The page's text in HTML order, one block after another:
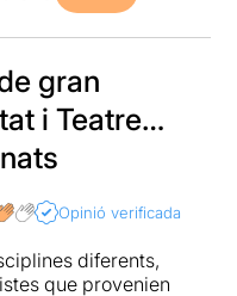
gran
i Teatre…
Opinió verificada
diferents,
que provenien